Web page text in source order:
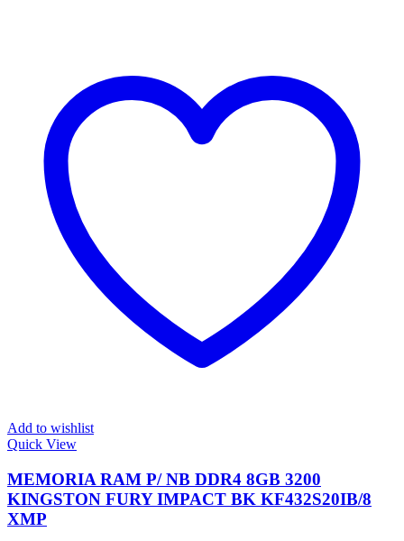
Add to wishlist
Quick View
MEMORIA RAM P/ NB DDR4 8GB 3200
KINGSTON FURY IMPACT BK KF432S20IB/8
XMP